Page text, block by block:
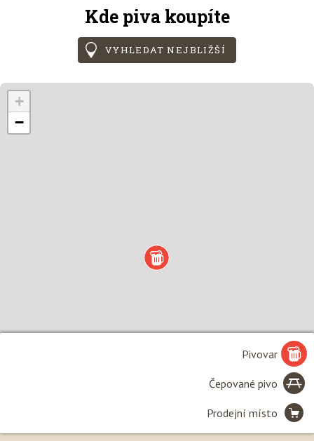
Kde piva koupíte
VYHLEDAT NEJBLIŽŠÍ
+
−
Pivovar
Čepované pivo
Prodejní místo